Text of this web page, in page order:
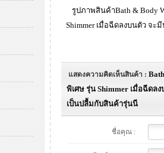
รูปภาพสินค้าBath & Body
Shimmer เมื่อฉีดลงบนตัว จะ
แสดงความคิดเห็นสินค้า :
พิเศษ รุ่น Shimmer เมื่อฉีดล
เป็นปลื้มกับสินค้ารุ่นนี
ชื่อคุณ :